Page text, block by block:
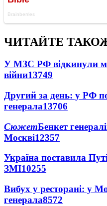
ЧИТАЙТЕ
У МЗС РФ відкинули
війни13749
Другий за день: у РФ
генерала13706
СюжетБенкет
Москві12357
Україна поставила
ЗМІ10255
Вибух у ресторані: у
генерала8572